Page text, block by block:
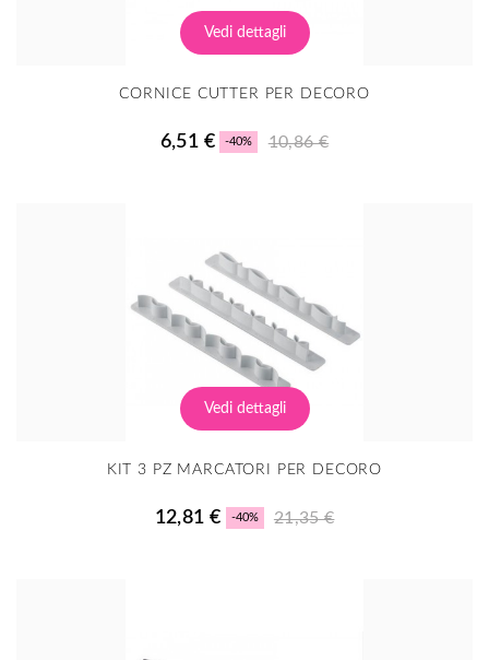
Vedi dettagli
CORNICE CUTTER PER DECORO
6,51 € -40% 10,86 €
Vedi dettagli
KIT 3 PZ MARCATORI PER DECORO
12,81 € -40% 21,35 €